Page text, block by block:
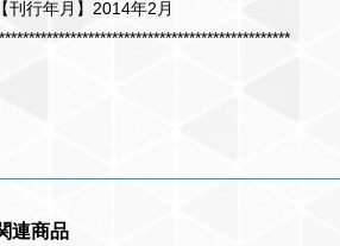
刊行年月】2014年2月
連商品